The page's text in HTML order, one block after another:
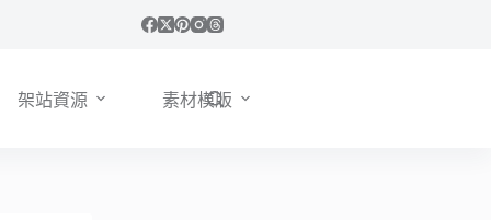
架站資源 素材模版